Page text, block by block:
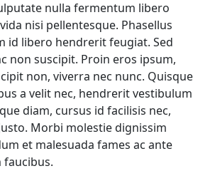
nulla fermentum libero
nisi pellentesque. Phasellus
id libero hendrerit feugiat. Sed
non suscipit. Proin eros ipsum,
non, viverra nec nunc. Quisque
a velit nec, hendrerit vestibulum
diam, cursus id facilisis nec,
Morbi molestie dignissim
et malesuada fames ac ante
faucibus.